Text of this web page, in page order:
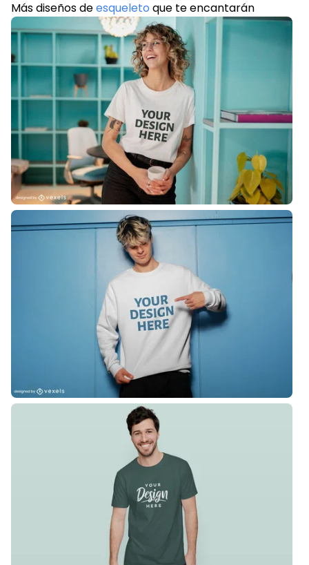
Más diseños deesqueleto que te encantarán